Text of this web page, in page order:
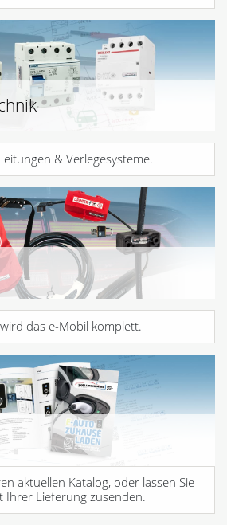
& Verlegesysteme.
das e-Mobil komplett.
aktuellen Katalog, oder lassen Sie
Ihrer Lieferung zusenden.